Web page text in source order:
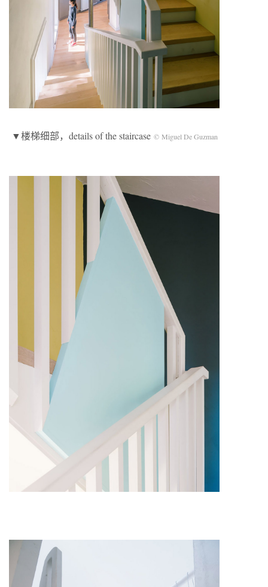
▼楼梯细部，details of the staircase © Miguel De Guzman